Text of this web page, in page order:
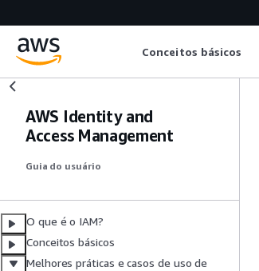
Conceitos básicos
AWS Identity and
Access Management
Guia do usuário
O que é o IAM?
Conceitos básicos
Melhores práticas e casos de uso de